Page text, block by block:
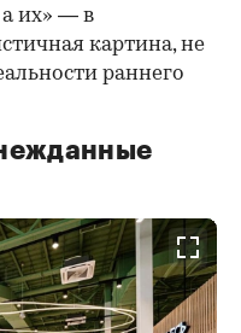
их» — в
картина, не
раннего